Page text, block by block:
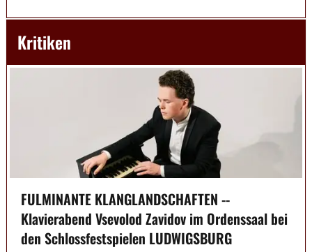
Kritiken
FULMINANTE KLANGLANDSCHAFTEN --
Klavierabend Vsevolod Zavidov im Ordenssaal bei
den Schlossfestspielen LUDWIGSBURG